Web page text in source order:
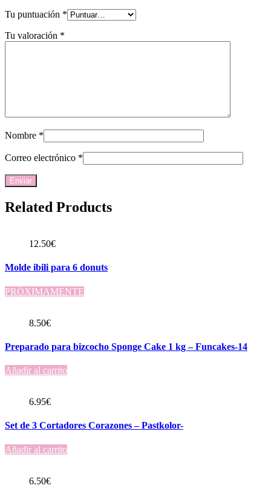
Tu puntuación *
Tu valoración *
Nombre *
Correo electrónico *
Related Products
12.50€
Molde ibili para 6 donuts
PRÓXIMAMENTE
8.50€
Preparado para bizcocho Sponge Cake 1 kg – Funcakes-14
Añadir al carrito
6.95€
Set de 3 Cortadores Corazones – Pastkolor-
Añadir al carrito
6.50€